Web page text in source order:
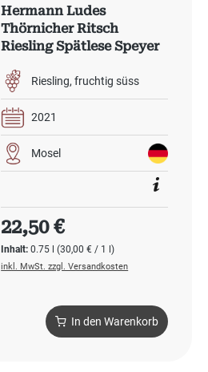
Hermann Ludes
Thörnicher Ritsch
Riesling Spätlese Speyer
Riesling fruchtig süss
2021
Mosel
Inhalt:0.75 l(30,00 € / 1 l)
Regulärer Preis:
22,50 €
inkl. MwSt. zzgl. Versandkosten
In den Warenkorb